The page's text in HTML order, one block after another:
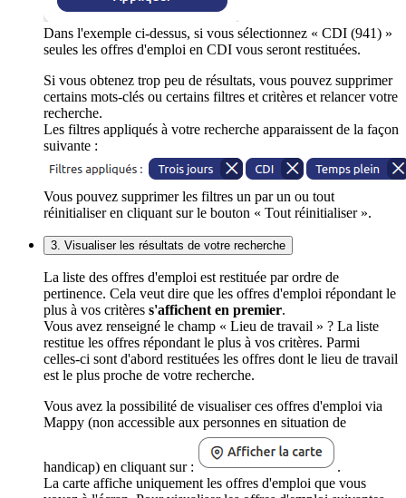
Dans l'exemple ci-dessus, si vous sélectionnez « CDI (941) »
seules les offres d'emploi en CDI vous seront restituées.
Si vous obtenez trop peu de résultats, vous pouvez supprimer
certains mots-clés ou certains filtres et critères et relancer votre
recherche.
Les filtres appliqués à votre recherche apparaissent de la façon
suivante :
Vous pouvez supprimer les filtres un par un ou tout
réinitialiser en cliquant sur le bouton « Tout réinitialiser ».
3. Visualiser les résultats de votre recherche
La liste des offres d'emploi est restituée par ordre de
pertinence. Cela veut dire que les offres d'emploi répondant le
plus à vos critères s'affichent en premier.
Vous avez renseigné le champ « Lieu de travail » ? La liste
restitue les offres répondant le plus à vos critères. Parmi
celles-ci sont d'abord restituées les offres dont le lieu de travail
est le plus proche de votre recherche.
Vous avez la possibilité de visualiser ces offres d'emploi via
Mappy (non accessible aux personnes en situation de
handicap) en cliquant sur :
.
La carte affiche uniquement les offres d'emploi que vous